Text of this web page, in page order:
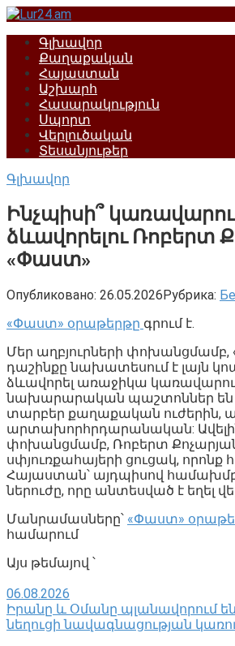
Перейти
контентуԳլխավոր
Քաղաքական
Հայաստան
Աշխարհ
Հասարակություն
Սպորտ
Վերլուծական
Տեսանյութեր
Գլխավոր
Ինչպիսի՞
ձևավորելու Ռոբերտ
«Փաստ»
Опубликовано: 26.05.2026Рубрика:
«Փաստ» օրաթերթը գրում է.
Մեր աղբյուրների
դաշինքը նախատեսում է լայն
ձևավորել առաջիկա
նախարարական պաշտոններ են
տարբեր քաղաքական ուժերին,
արտախորհրդարանական:
փոխանցմամբ, Ռոբերտ
սփյուռքահայերի ցուցակ, որոնք
Հայաստան՝ այդպիսով
ներուժը, որը անտեսված է եղել
Մանրամասները՝ «Փաստ»
համարում
Այս թեմայով ՝
06.08.2026
Իրանը և Օմանը պլանավորում
նեղուցի նավագնացության